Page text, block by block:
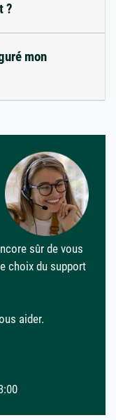
?
mon
sûr de vous
choix du support
aider.